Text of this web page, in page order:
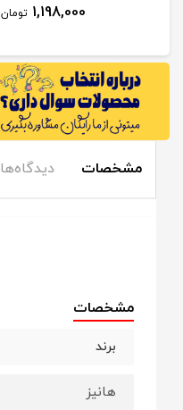
1,198,000 تومان
مشخصات دیدگاه‌ها
مشخصات
برند
هانیز